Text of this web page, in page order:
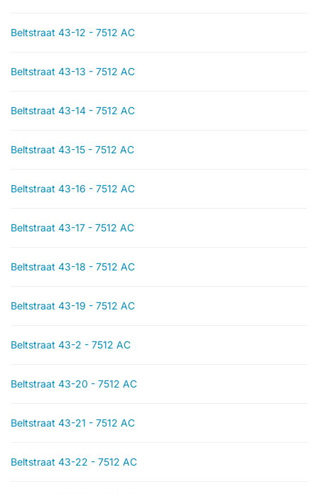
Beltstraat 43-12 - 7512 AC
Beltstraat 43-13 - 7512 AC
Beltstraat 43-14 - 7512 AC
Beltstraat 43-15 - 7512 AC
Beltstraat 43-16 - 7512 AC
Beltstraat 43-17 - 7512 AC
Beltstraat 43-18 - 7512 AC
Beltstraat 43-19 - 7512 AC
Beltstraat 43-2 - 7512 AC
Beltstraat 43-20 - 7512 AC
Beltstraat 43-21 - 7512 AC
Beltstraat 43-22 - 7512 AC